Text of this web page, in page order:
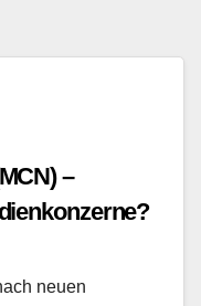
–
neuen